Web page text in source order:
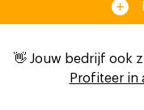
👋 Jouw bedrijf ook
Profiteer in